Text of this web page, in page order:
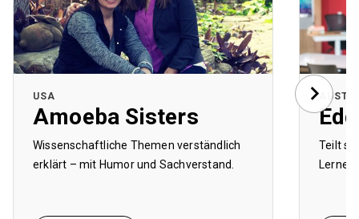
USA
Amoeba Sisters
Wissenschaftliche Themen verständlich
erklärt – mit Humor und Sachverstand.
Teilt